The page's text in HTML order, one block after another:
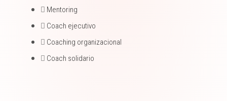
Mentoring​
Coach ejecutivo​
Coaching organizacional​
Coach solidario​